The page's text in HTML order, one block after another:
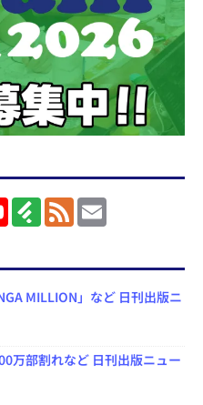
Y
o
u
e
C
n
n
F
e
l
F
e
l
MILLION」など 日刊出版ニ
万部割れなど 日刊出版ニュー